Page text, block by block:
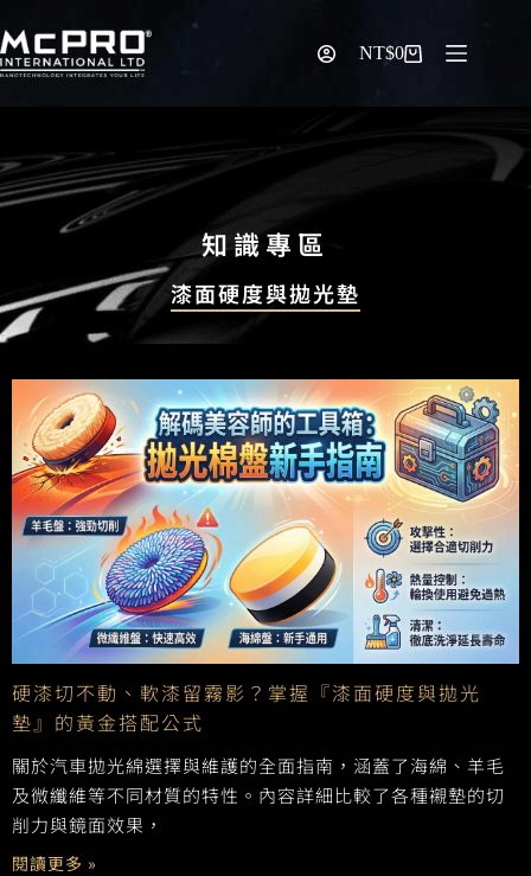
NT$0
知識專區
漆面硬度與拋光墊
硬漆切不動、軟漆留霧影？掌握『漆面硬度與拋光
墊』的黃金搭配公式
關於汽車拋光綿選擇與維護的全面指南，涵蓋了海綿、羊毛
及微纖維等不同材質的特性。內容詳細比較了各種襯墊的切
削力與鏡面效果，
閱讀更多 »